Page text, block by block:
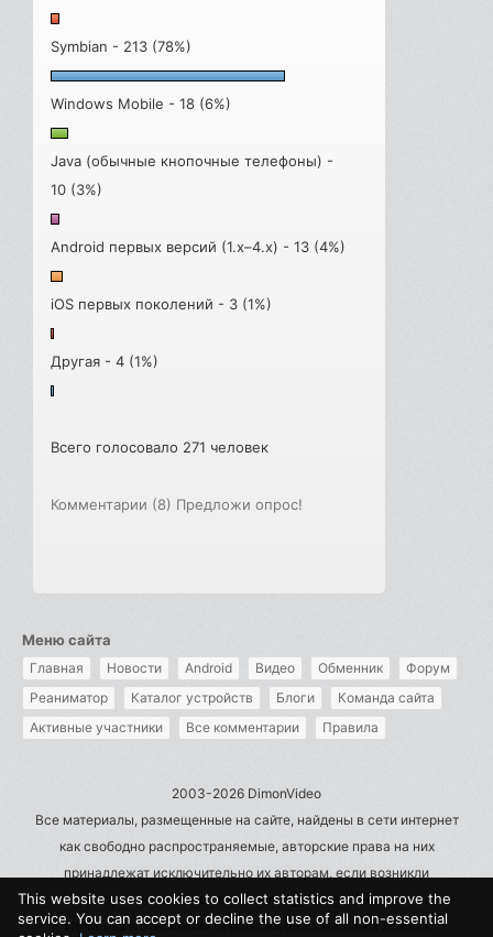
Symbian - 213 (78%)
Windows Mobile - 18 (6%)
Java (обычные кнопочные телефоны) -
10 (3%)
Android первых версий (1.x–4.x) - 13 (4%)
iOS первых поколений - 3 (1%)
Другая - 4 (1%)
Всего голосовало 271 человек
Комментарии (8) Предложи опрос!
Меню сайта
Главная Новости Android Видео Обменник
Форум
Реаниматор
Каталог устройств Блоги
Команда сайта
Активные участники
Все комментарии Правила
2003-2026 DimonVideo
Все материалы, размещенные на сайте, найдены в сети интернет
как свободно распространяемые, авторские права на них
принадлежат исключительно их авторам, если возникли
претензии - пишите на admin@dimonvideo.ru
Политика в отношении обработки персональных данных
This website uses cookies to collect statistics and improve the
service. You can accept or decline the use of all non-essential